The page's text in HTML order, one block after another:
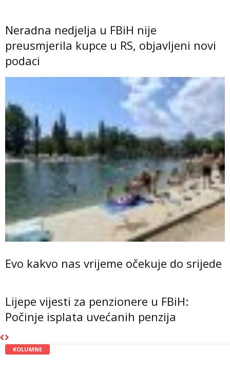
Neradna nedjelja u FBiH nije
preusmjerila kupce u RS, objavljeni novi
podaci
Evo kakvo nas vrijeme očekuje do srijede
Lijepe vijesti za penzionere u FBiH:
Počinje isplata uvećanih penzija
KOLUMNE